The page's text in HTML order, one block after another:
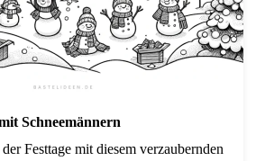
Schneemännern
Festtage mit diesem verzaubernden